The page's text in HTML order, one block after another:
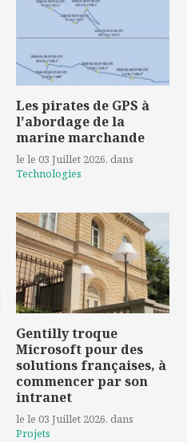
Les pirates de GPS à
l'abordage de la
marine marchande
le le 03 Juillet 2026, dans
Technologies
Gentilly troque
Microsoft pour des
solutions françaises, à
commencer par son
intranet
le le 03 Juillet 2026, dans
Projets